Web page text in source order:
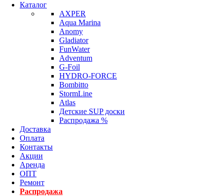
Каталог
AXPER
Aqua Marina
Anomy
Gladiator
FunWater
Adventum
G-Foil
HYDRO-FORCE
Bombitto
StormLine
Atlas
Детские SUP доски
Распродажа %
Доставка
Оплата
Контакты
Акции
Аренда
ОПТ
Ремонт
Распродажа